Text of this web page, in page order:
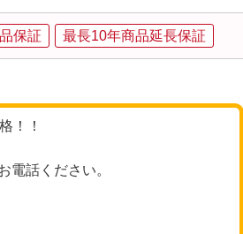
保証 最長10年商品延長保証
！！
電話ください。